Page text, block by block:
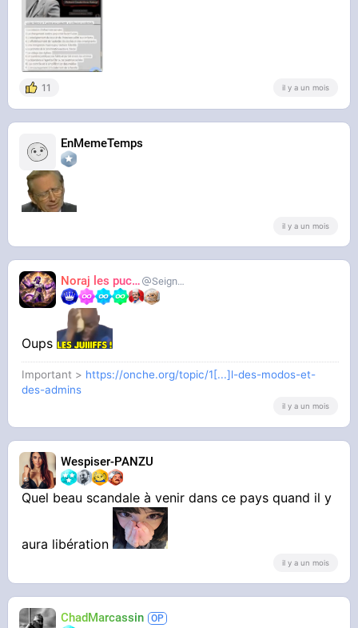
http://youtube.com/post/U[...]CkbF5?
si=TwAf46dZMJsNvINb
Regardez les commentaires, certains
soupçonne une communauté précise d'arrière
11 il y a un mois
EnMemeTemps
il y a un mois
Noraj les pucix SeigneurCooler
Oups
Important > https://onche.org/topic/1[...]l-des-modos-et-
des-admins
il y a un mois
Wespiser-PANZU
Quel beau scandale à venir dans ce pays quand il y
aura libération
il y a un mois
ChadMarcassin